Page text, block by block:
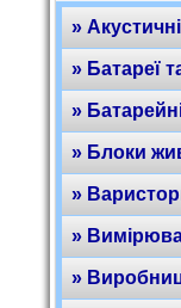
»
» Батареї
»
» Блоки
»
»
»